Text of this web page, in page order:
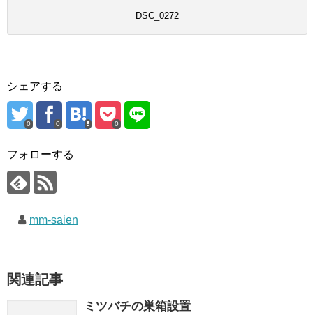
DSC_0272
シェアする
0 0 0
フォローする
mm-saien
関連記事
ミツバチの巣箱設置